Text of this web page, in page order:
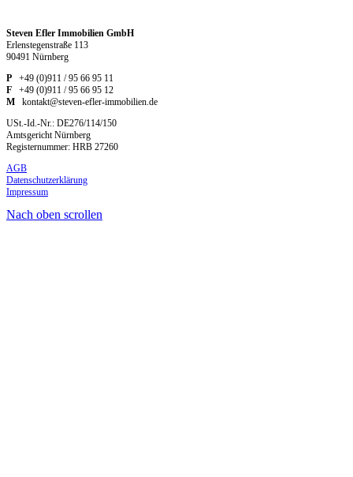
Steven Efler Immobilien GmbH
Erlenstegenstraße 113
90491 Nürnberg
P +49 (0)911 / 95 66 95 11
F +49 (0)911 / 95 66 95 12
M kontakt@steven-efler-immobilien.de
USt.-Id.-Nr.: DE276/114/150
Amtsgericht Nürnberg
Registernummer: HRB 27260
AGB
Datenschutzerklärung
Impressum
Nach oben scrollen